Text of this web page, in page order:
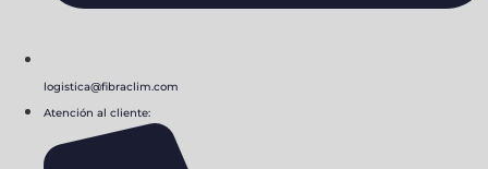
logistica@fibraclim.com
Atención al cliente: